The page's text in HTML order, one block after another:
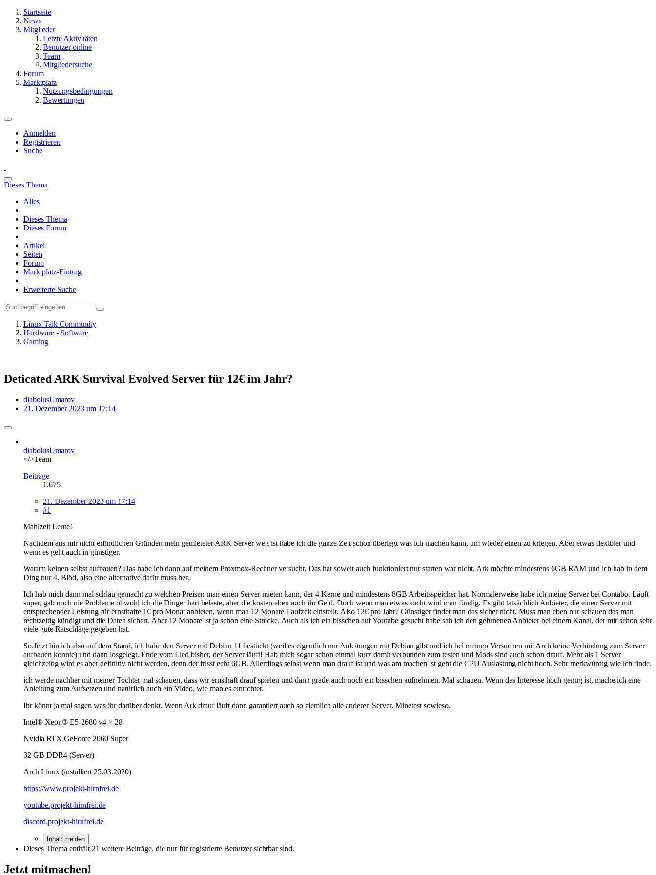
Startseite
News
Mitglieder
Letzte Aktivitäten
Benutzer online
Team
Mitgliedersuche
Forum
Marktplatz
Nutzungsbedingungen
Bewertungen
Anmelden
Registrieren
Suche
Dieses Thema
Alles
Dieses Thema
Dieses Forum
Artikel
Seiten
Forum
Marktplatz-Eintrag
Erweiterte Suche
Linux Talk Community
Hardware - Software
Gaming
Deticated ARK Survival Evolved Server für 12€ im Jahr?
diabolusUmarov
21. Dezember 2023 um 17:14
diabolusUmarov
</>Team
Beiträge
1.675
21. Dezember 2023 um 17:14
#1
Mahlzeit Leute!
Nachdem aus mir nicht erfindlichen Gründen mein gemieteter ARK Server weg ist habe ich die ganze Zeit schon überlegt was ich machen kann, um wieder einen zu kriegen. Aber etwas flexibler und
wenn es geht auch in günstiger.
Warum keinen selbst aufbauen? Das habe ich dann auf meinem Proxmox-Rechner versucht. Das hat soweit auch funktioniert nur starten war nicht. Ark möchte mindestens 6GB RAM und ich hab in dem
Ding nur 4. Blöd, also eine alternative dafür muss her.
Ich hab mich dann mal schlau gemacht zu welchen Preisen man einen Server mieten kann, der 4 Kerne und mindestens 8GB Arbeitsspeicher hat. Normalerweise habe ich meine Server bei Contabo. Läuft
super, gab noch nie Probleme obwohl ich die Dinger hart belaste, aber die kosten eben auch ihr Geld. Doch wenn man etwas sucht wird man fündig. Es gibt tatsächlich Anbieter, die einen Server mit
entsprechender Leistung für ernsthafte 1€ pro Monat anbieten, wenn man 12 Monate Laufzeit einstellt. Also 12€ pro Jahr? Günstiger findet man das sicher nicht. Muss man eben nur schauen das man
rechtzeitig kündigt und die Daten sichert. Aber 12 Monate ist ja schon eine Strecke. Auch als ich ein bisschen auf Youtube gesucht habe sah ich den gefunenen Anbieter bei einem Kanal, der mir schon sehr
viele gute Ratschläge gegeben hat.
So.Jetzt bin ich also auf dem Stand, ich habe den Server mit Debian 11 bestückt (weil es eigentlich nur Anleitungen mit Debian gibt und ich bei meinen Versuchen mit Arch keine Verbindung zum Server
aufbauen konnte) und dann losgelegt. Ende vom Lied bisher, der Server läuft! Hab mich sogar schon einmal kurz damit verbunden zum testen und Mods sind auch schon drauf. Mehr als 1 Server
gleichzeitig wird es aber definitiv nicht werden, denn der frisst echt 6GB. Allerdings selbst wenn man drauf ist und was am machen ist geht die CPU Auslastung nicht hoch. Sehr merkwürdig wie ich finde.
ich werde nachher mit meiner Tochter mal schauen, dass wir ernsthaft drauf spielen und dann grade auch noch ein bisschen aufnehmen. Mal schauen. Wenn das Interesse hoch genug ist, mache ich eine
Anleitung zum Aufsetzen und natürlich auch ein Video, wie man es einrichtet.
Ihr könnt ja mal sagen was ihr darüber denkt. Wenn Ark drauf läuft dann garantiert auch so ziemlich alle anderen Server. Minetest sowieso.
Intel® Xeon® E5-2680 v4 × 28
Nvidia RTX GeForce 2060 Super
32 GB DDR4 (Server)
Arch Linux (installiert 25.03.2020)
https://www.projekt-hirnfrei.de
youtube.projekt-hirnfrei.de
discord.projekt-hirnfrei.de
Inhalt melden
Dieses Thema enthält 21 weitere Beiträge, die nur für registrierte Benutzer sichtbar sind.
Jetzt mitmachen!